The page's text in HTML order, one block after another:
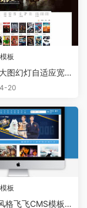
板
图幻灯自适应宽
首涂版
20
板
格飞飞CMS模板